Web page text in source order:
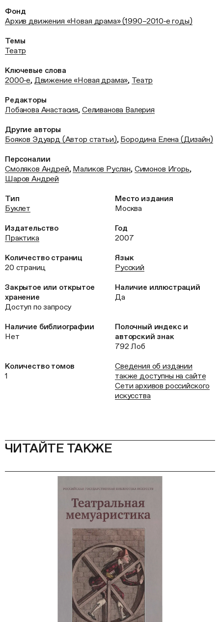
Фонд
Архив движения «Новая драма» (1990–2010‑е годы)
Темы
Театр
Ключевые слова
2000‑е, Движение «Новая драма», Театр
Редакторы
Лобанова Анастасия, Селиванова Валерия
Другие авторы
Бояков Эдуард (Автор статьи), Бородина Елена (Дизайн)
Персоналии
Смоляков Андрей, Маликов Руслан, Симонов Игорь,
Шаров Андрей
Тип
Буклет
Место издания
Москва
Издательство
Практика
Год
2007
Количество страниц
20 страниц
Язык
Русский
Закрытое или открытое
хранение
Доступ по запросу
Наличие иллюстраций
Да
Наличие библиографии
Нет
Полочный индекс и
авторский знак
792 Лоб
Количество томов
1
Сведения об издании
также доступны на сайте
Сети архивов российского
искусства
ЧИТАЙТЕ ТАКЖЕ